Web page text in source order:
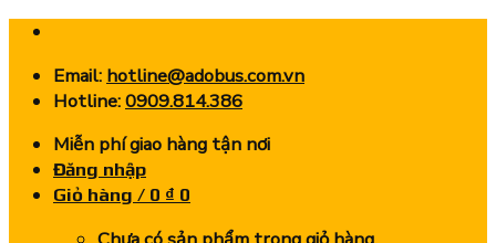
Skip
contentEmail: hotline@adobus.com.vn
Hotline:0909.814.386
Miễn phí giao hàng tận nơi
Đăng nhập
Giỏ hàng / 0 ₫ 0